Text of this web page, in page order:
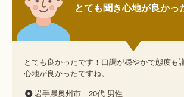
とても聞き心地が良かっ
とても良かったです！口調が穏やかで態度も
心地が良かったですね。
岩手県奥州市
20代 男性